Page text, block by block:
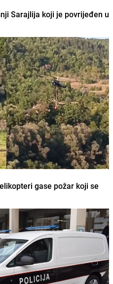
Sarajlija koji je povrijeđen u
gase požar koji se